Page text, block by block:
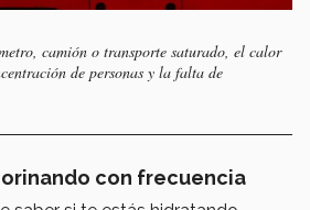
camión o transporte saturado, el calor
de personas y la falta de
orinando con frecuencia